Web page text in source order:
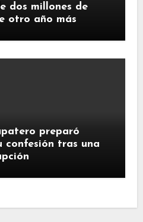
dos millones de
otro año más
preparó
confesión tras una